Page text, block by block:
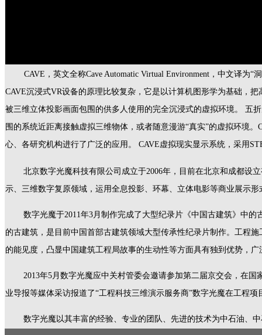
CAVE，英文全称Cave Automatic Virtual Environment，中文译
CAVE沉浸式VR设备的原理比较复杂，它是以计算机图形学为基础，
被三维立体投影画面包围的供多人使用的完全沉浸式的虚拟环境。 五
围的系统近距离接触虚拟三维物体，或者随意漫游“真实”的虚拟环境
心、各研究机构进行了广泛的应用。 CAVE虚拟现实显示系统，采用
北京数字光魔科技有限公司成立于2006年，目前在北京和成都设
示、三维数字复原领域，运用全息投影、环幕、立体电影等商业展示
数字光魔于2011年3月制作完成了大型纪录片《中国古建筑》中
的古建筑，是目前中国首部古建筑领域大型传承性纪录片制作。工程
的能见度，凸显中国建筑工程局故事的生动性等方面具有独到优势，
2013年5月数字光魔应中关村管委会邀请参加第二届京交会，在
业导报等媒体采访报道了“工程科技三维演示服务商”数字光魔在工程
数字光魔以其丰富的经验、专业的团队、先进的技术为中石油、